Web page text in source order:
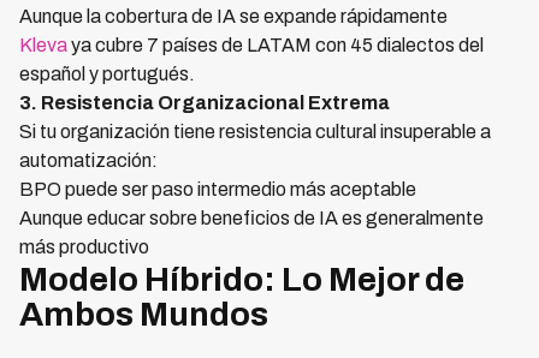
Aunque la cobertura de IA se expande rápidamente
Klevaya cubre 7 países de LATAM con 45 dialectos del
español y portugués.
3. Resistencia Organizacional Extrema
Si tu organización tiene resistencia cultural insuperable a
automatización:
BPO puede ser paso intermedio más aceptable
Aunque educar sobre beneficios de IA es generalmente
más productivo
Modelo Híbrido: Lo Mejor de
Ambos Mundos